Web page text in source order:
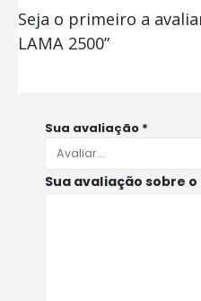
Seja o primeiro a avaliar
LAMA 2500”
Sua avaliação *
Sua avaliação sobre